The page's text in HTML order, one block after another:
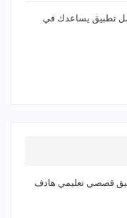
تطبيق يساعدك في
قصصي تعليمي هادف